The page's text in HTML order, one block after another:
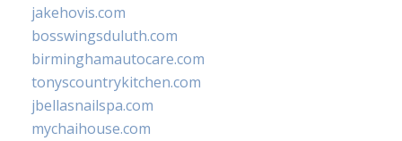
jakehovis.com
bosswingsduluth.com
birminghamautocare.com
tonyscountrykitchen.com
jbellasnailspa.com
mychaihouse.com